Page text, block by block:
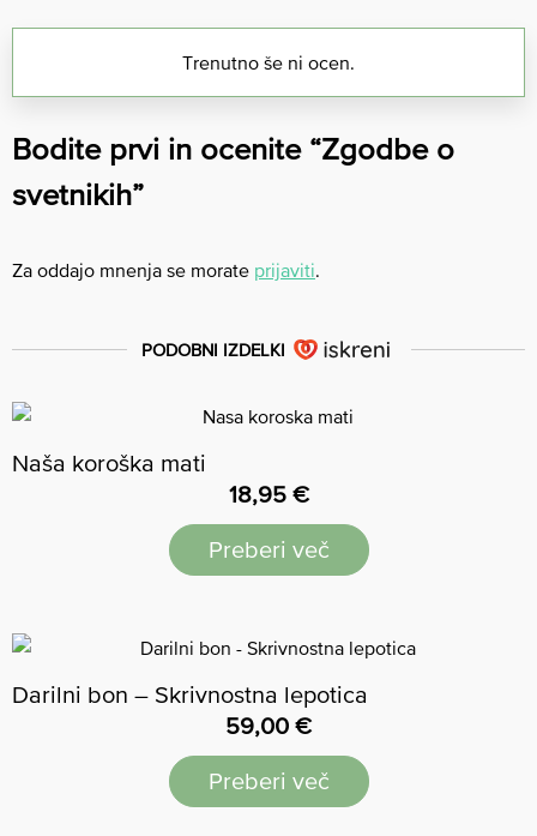
Trenutno še ni ocen.
Bodite prvi in ocenite “Zgodbe o
svetnikih”
Za oddajo mnenja se morate prijaviti
PODOBNI IZDELKI
Naša koroška mati
18,95 €
Preberi več
Darilni bon – Skrivnostna lepotica
59,00 €
Preberi več